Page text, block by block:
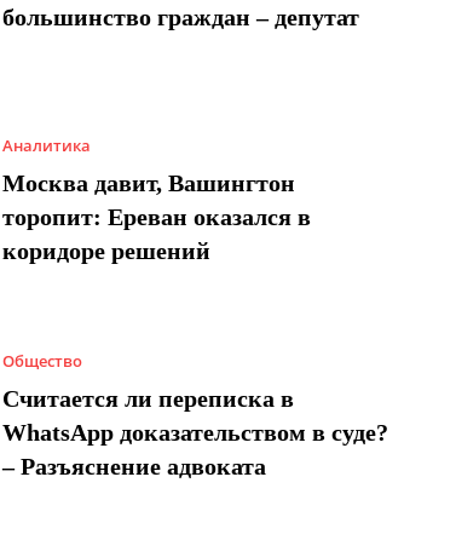
большинство граждан – депутат
Аналитика
Москва давит, Вашингтон
торопит: Ереван оказался в
коридоре решений
Общество
Считается ли переписка в
WhatsApp доказательством в суде?
– Разъяснение адвоката